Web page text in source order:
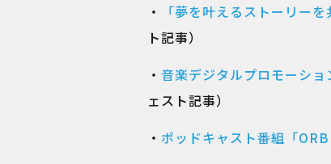
・
「夢を叶えるストーリー
ト記事）
・ 音楽デジタルプロモーシ
ェスト記事）
・ ポッドキャスト番組「